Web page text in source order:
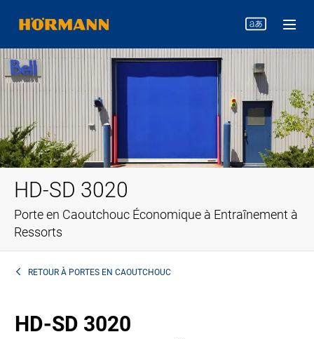
HD-SD 3020
Porte en Caoutchouc Économique à Entraînement à
Ressorts
RETOUR À PORTES EN CAOUTCHOUC
HD-SD 3020